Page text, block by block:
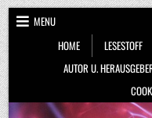
Skip
to
content
MENU
HOME
LESESTOFF
AUTOR U.